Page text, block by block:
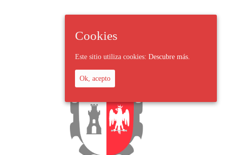
Cookies
Este sitio utiliza cookies: Descubre más.
Ok, acepto